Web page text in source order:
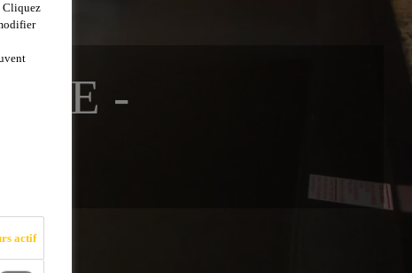
-
Cliquez
actif